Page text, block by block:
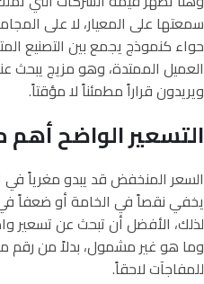
سمعتها على المعيار، لا على
حواء كنموذج يجمع بين التصنيع
العميل الممتدة، وهو مزيج يبحث
ويريدون قراراً مطمئناً لا مؤقتاً.
التسعير الواضح
السعر المنخفض قد يبدو مغرياً في
يخفي نقصاً في الخامة أو ضعفاً في
لذلك، الأفضل أن تبحث عن
وما هو غير مشمول، بدلاً من رقم
للمفاجآت لاحقاً.